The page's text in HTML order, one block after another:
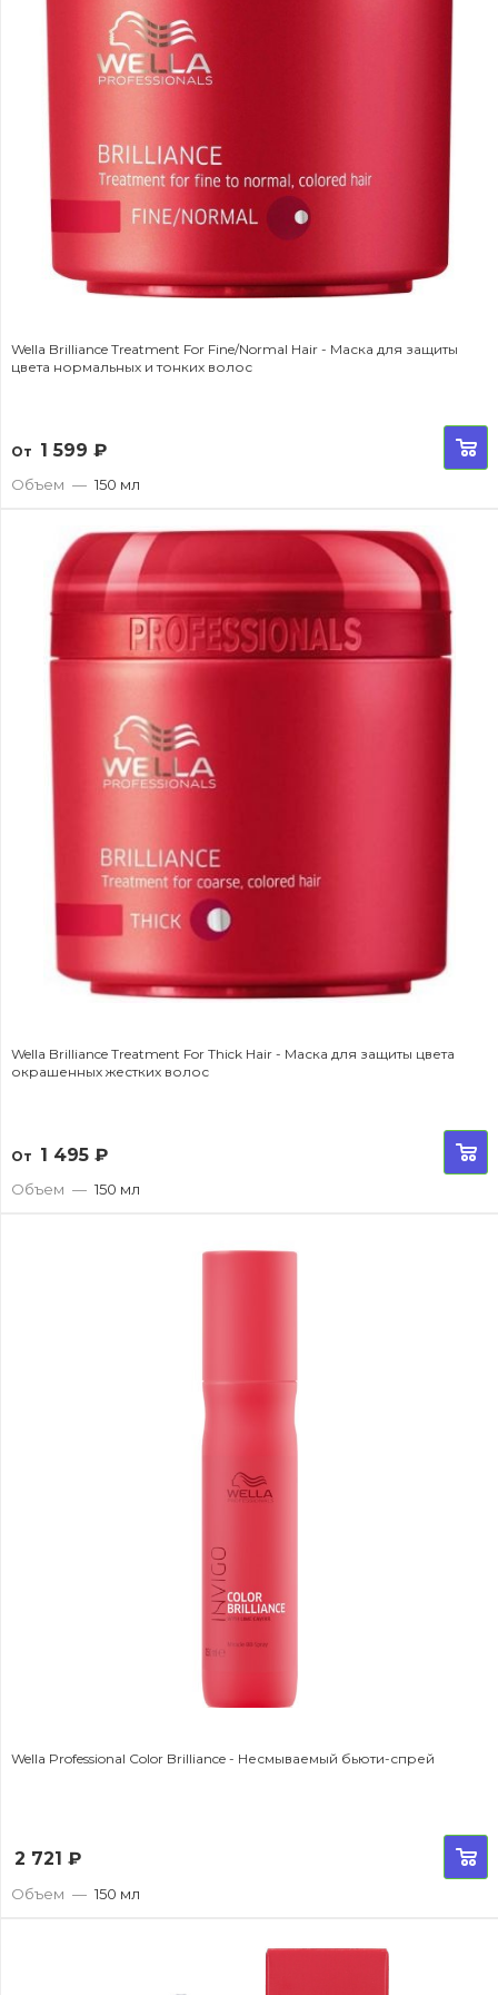
Wella Brilliance Treatment For Fine/Normal Hair - Маска для защиты
цвета нормальных и тонких волос
От 1 599 ₽
Объем — 150 мл
Wella Brilliance Treatment For Thick Hair - Маска для защиты цвета
окрашенных жестких волос
От 1 495 ₽
Объем — 150 мл
Wella Professional Color Brilliance - Несмываемый бьюти-спрей
2 721 ₽
Объем — 150 мл